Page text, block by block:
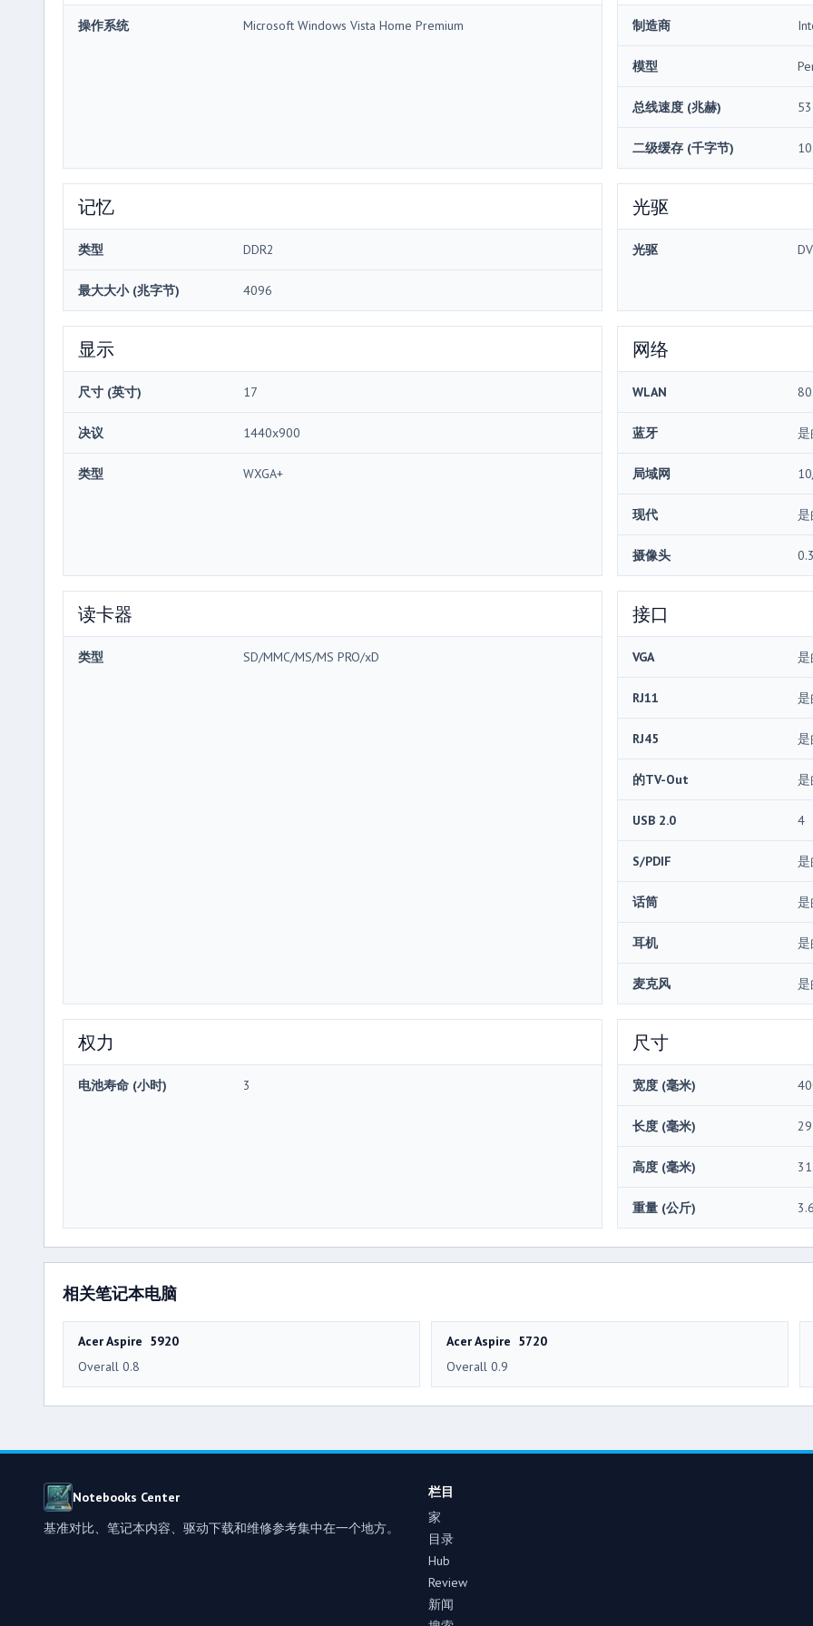
操作系统 Microsoft Windows Vista Home Premium 制造商
模型
总线速度 (兆赫)
二级缓存 (千字节)
记忆
类型 DDR2
最大大小 (兆字节) 4096
光驱
光驱
显示
尺寸 (英寸) 17
决议 1440x900
类型 WXGA+
网络
WLAN
蓝牙 是
局域网
现代 是
摄像头 0.3
读卡器
类型 SD/MMC/MS/MS PRO/xD
接口
VGA 是
RJ11 是
RJ45 是
的TV-Out 是
USB 2.0 4
S/PDIF 是
话筒 是
耳机 是
麦克风 是
权力
电池寿命 (小时) 3
尺寸
宽度 (毫米)
长度 (毫米)
高度 (毫米)
重量 (公斤)
相关笔记本电脑
Acer Aspire 5920
Overall 0.8
Acer Aspire 5720
Overall 0.9
Notebooks Center
基准对比、笔记本内容、驱动下载和维修参考集中在一个地方。
栏目
家
目录
Hub
Review
新闻